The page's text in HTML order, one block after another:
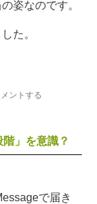
姿なのです。
た。
ントする
」を意識？
で届き